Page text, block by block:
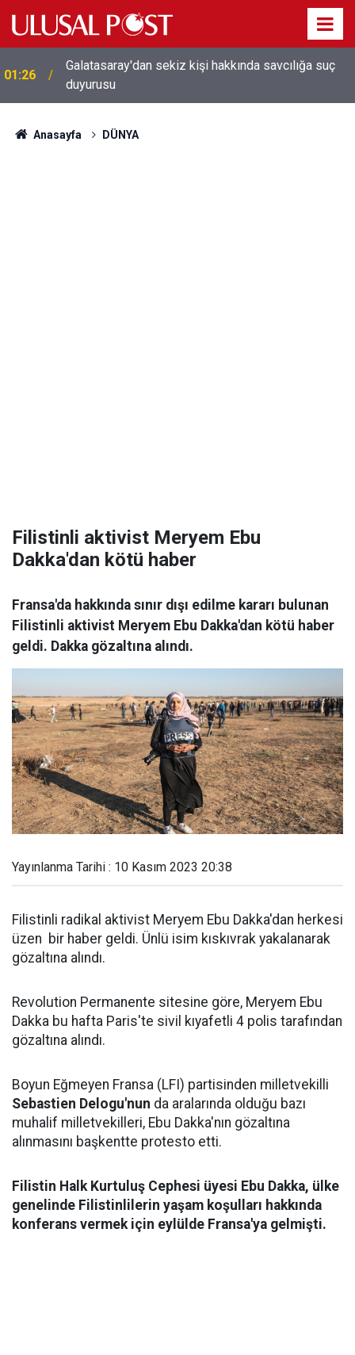
01:26
Galatasaray'dan sekiz kişi hakkında savcılığa suç
duyurusu
Anasayfa DÜNYA
Filistinli aktivist Meryem Ebu
Dakka'dan kötü haber
Fransa'da hakkında sınır dışı edilme kararı bulunan
Filistinli aktivist Meryem Ebu Dakka'dan kötü haber
geldi. Dakka gözaltına alındı.
Yayınlanma Tarihi : 10 Kasım 2023 20:38
Filistinli radikal aktivist Meryem Ebu Dakka'dan herkesi
üzen bir haber geldi. Ünlü isim kıskıvrak yakalanarak
gözaltına alındı.
Revolution Permanente sitesine göre, Meryem Ebu
Dakka bu hafta Paris'te sivil kıyafetli 4 polis tarafından
gözaltına alındı.
Boyun Eğmeyen Fransa (LFI) partisinden milletvekilli
Sebastien Delogu'nun da aralarında olduğu bazı
muhalif milletvekilleri, Ebu Dakka'nın gözaltına
alınmasını başkentte protesto etti.
Filistin Halk Kurtuluş Cephesi üyesi Ebu Dakka, ülke
genelinde Filistinlilerin yaşam koşulları hakkında
konferans vermek için eylülde Fransa'ya gelmişti.